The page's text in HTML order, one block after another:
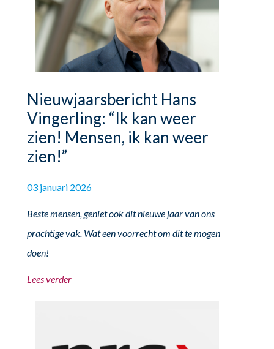
Nieuwjaarsbericht Hans
Vingerling: “Ik kan weer
zien! Mensen, ik kan weer
zien!”
03 januari 2026
Beste mensen, geniet ook dit nieuwe jaar van ons
prachtige vak. Wat een voorrecht om dit te mogen
doen!
Lees verder